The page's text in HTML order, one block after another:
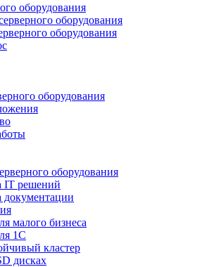
оборудования
оборудования
оборудования
оборудования
оборудования
IT решений
документации
малого бизнеса
1С
кластер
дисках